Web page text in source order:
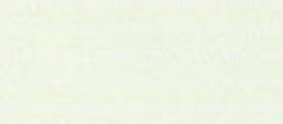
אלא גם מוסרי ואישי. לצדם עומדים פיטר קלפי
שמחפש הכרה אחרי שאיבד את נקודת האור שלו,